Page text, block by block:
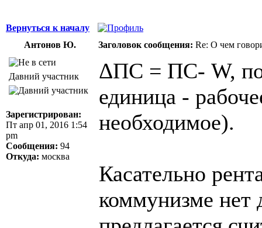
Вернуться к началу
Антонов Ю.
Заголовок сообщения: Re: О чем
Давний участник
Зарегистрирован:
Пт апр 01, 2016 1:54
pm
Сообщения: 94
Откуда: москва
ΔПС = ПС- W,
единица -
необходимое).
Касательно
коммунизме нет